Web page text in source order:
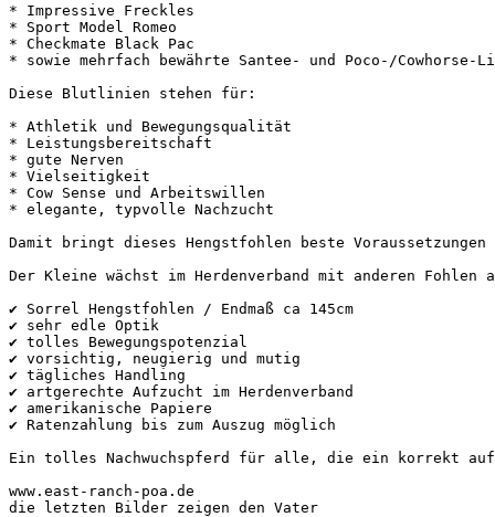
* Impressive Freckles
* Sport Model Romeo
* Checkmate Black Pac
* sowie mehrfach bewährte Santee- und Poco-/Cowhorse-
Diese Blutlinien stehen für:
* Athletik und Bewegungsqualität
* Leistungsbereitschaft
* gute Nerven
* Vielseitigkeit
* Cow Sense und Arbeitswillen
* elegante, typvolle Nachzucht
Damit bringt dieses Hengstfohlen beste
Der Kleine wächst im Herdenverband mit anderen
✔ Sorrel Hengstfohlen / Endmaß ca 145cm
✔ sehr edle Optik
✔ tolles Bewegungspotenzial
✔ vorsichtig, neugierig und mutig
✔ tägliches Handling
✔ artgerechte Aufzucht im Herdenverband
✔ amerikanische Papiere
✔ Ratenzahlung bis zum Auszug möglich
Ein tolles Nachwuchspferd für alle, die ein korrekt
www.east-ranch-poa.de
die letzten Bilder zeigen den Vater